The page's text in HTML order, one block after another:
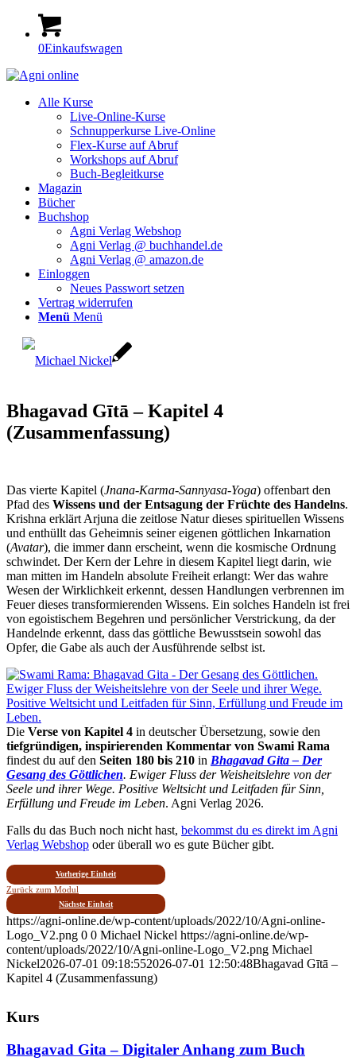
0Einkaufswagen
Alle Kurse
Live-Online-Kurse
Schnupperkurse Live-Online
Flex-Kurse auf Abruf
Workshops auf Abruf
Buch-Begleitkurse
Magazin
Bücher
Buchshop
Agni Verlag Webshop
Agni Verlag @ buchhandel.de
Agni Verlag @ amazon.de
Einloggen
Neues Passwort setzen
Vertrag widerrufen
Menü Menü
Bhagavad Gītā – Kapitel 4
(Zusammenfassung)
Das vierte Kapitel (Jnana-Karma-Sannyasa-Yoga) offenbart den
Pfad des Wissens und der Entsagung der Früchte des Handelns.
Krishna erklärt Arjuna die zeitlose Natur dieses spirituellen Wissens
und enthüllt das Geheimnis seiner eigenen göttlichen Inkarnation
(Avatar), die immer dann erscheint, wenn die kosmische Ordnung
schwindet. Der Kern der Lehre in diesem Kapitel liegt darin, wie
man mitten im Handeln absolute Freiheit erlangt: Wer das wahre
Wesen der Wirklichkeit erkennt, dessen Handlungen verbrennen im
Feuer dieses transformierenden Wissens. Ein solches Handeln ist frei
von egoistischem Begehren und persönlicher Verstrickung, da der
Handelnde erkennt, dass das göttliche Bewusstsein sowohl das
Opfer, die Gabe als auch der Ausführende selbst ist.
Die Verse von Kapitel 4 in deutscher Übersetzung, sowie den
tiefgründigen, inspirierenden Kommentar von Swami Rama
findest du auf den Seiten 180 bis 210 in Bhagavad Gita – Der
Gesang des Göttlichen. Ewiger Fluss der Weisheitslehre von der
Seele und ihrer Wege. Positive Weltsicht und Leit­faden für Sinn,
Erfüllung und Freude im Leben. Agni Verlag 2026.
Falls du das Buch noch nicht hast, bekommst du es direkt im Agni
Verlag Webshop oder überall wo es gute Bücher gibt.
Vorherige Einheit
Zurück zum Modul
Nächste Einheit
https://agni-online.de/wp-content/uploads/2022/10/Agni-online-
Logo_V2.png 0 0 Michael Nickel https://agni-online.de/wp-
content/uploads/2022/10/Agni-online-Logo_V2.png Michael
Nickel2026-07-01 09:18:552026-07-01 12:50:48Bhagavad Gītā –
Kapitel 4 (Zusammenfassung)
Kurs
Bhagavad Gita – Digitaler Anhang zum Buch